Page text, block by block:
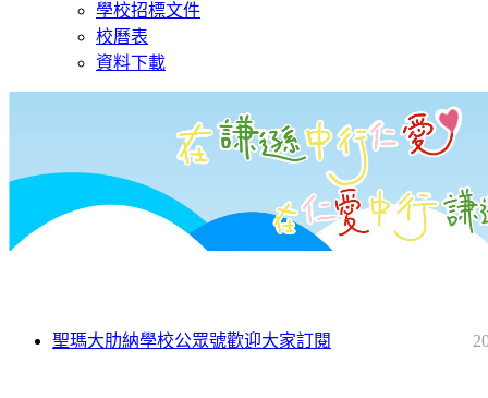
學校招標文件
校曆表
資料下載
聖瑪大肋納學校公眾號歡迎大家訂閱